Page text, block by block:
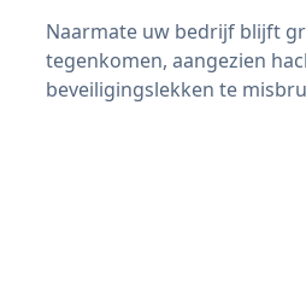
Naarmate uw bedrijf blijft
tegenkomen, aangezien
beveiligingslekken te